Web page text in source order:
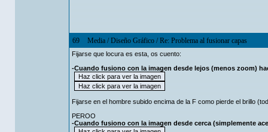
69 Media/Diseño Gráfico/Re: Problema al fusionar capas
Fijarse que locura es esta, os cuento:
-Cuando fusiono con la imagen desde lejos (menos zoom)
Fijarse en el hombre subido encima de la F como pierde el brillo
PEROO
-Cuando fusiono con la imagen desde cerca (simplemente